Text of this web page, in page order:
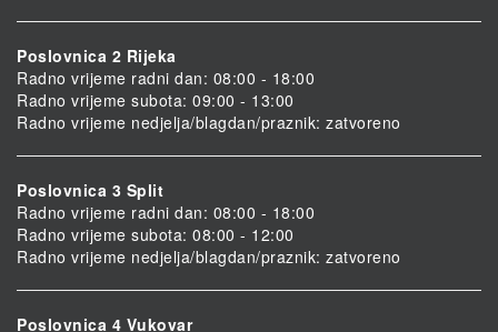
Poslovnica 2 Rijeka
Radno vrijeme radni dan: 08:00 - 18:00
Radno vrijeme subota: 09:00 - 13:00
Radno vrijeme nedjelja/blagdan/praznik: zatvoreno
Poslovnica 3 Split
Radno vrijeme radni dan: 08:00 - 18:00
Radno vrijeme subota: 08:00 - 12:00
Radno vrijeme nedjelja/blagdan/praznik: zatvoreno
Poslovnica 4 Vukovar